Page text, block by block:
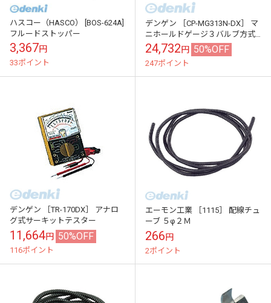
ハスコー（HASCO） [BOS-624A]
フルードストッパー
3,367円
33ポイント
デンゲン ［CP-MG313N-DX］ マ
ニホールドゲージ３バルブ方式
【カーエアコン修理機器】
24,732円 50%OFF
247ポイント
デンゲン ［TR-170DX］ アナロ
グ式サーキットテスター
11,664円 50%OFF
116ポイント
エーモン工業 ［1115］ 配線チュ
ーブ ５φ２Ｍ
266円
2ポイント